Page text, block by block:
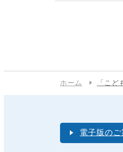
ホーム 「こ
電子版のご